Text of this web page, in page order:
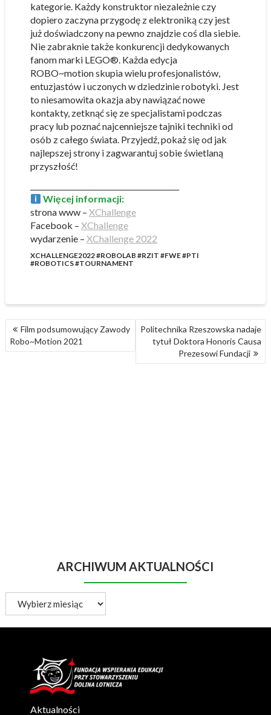
kategorie. Każdy konstruktor niezależnie czy
dopiero zaczyna przygodę z elektroniką czy jest
już doświadczony na pewno znajdzie coś dla siebie.
Nie zabraknie także konkurencji dedykowanych
fanom marki LEGO®. Każda edycja
ROBO~motion skupia wielu profesjonalistów,
entuzjastów i uczonych w dziedzinie robotyki. Jest
to niesamowita okazja aby nawiązać nowe
kontakty, zetknąć się ze specjalistami podczas
pracy lub poznać najcenniejsze tajniki techniki od
osób z całego świata. Przyjedź, pokaż się od jak
najlepszej strony i zagwarantuj sobie świetlaną
przyszłość!
Więcej informacji:
strona www – XChallenge
Facebook – XChallenge
wydarzenie – XChallenge 2022
XCHALLENGE2022 #ROBOLAB #RZIT #FWE #PTI
#ROBOTICS #TOURNAMENT
NAWIGACJA
WPISU
Film podsumowujący Zawody
Robo~Motion 2021
Politechnika Rzeszowska nadaje
tytuł Doktora Honoris Causa
Prezesowi Fundacji
ARCHIWUM AKTUALNOŚCI
Archiwum
aktualności
Aktualności